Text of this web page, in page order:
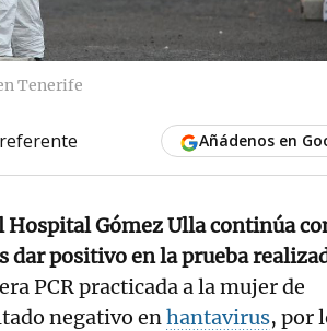
Tenerife
Añádenos en
Hospital Gómez Ulla continúa
dar positivo en la prueba
PCR practicada a la mujer de
negativo enhantavirus, por